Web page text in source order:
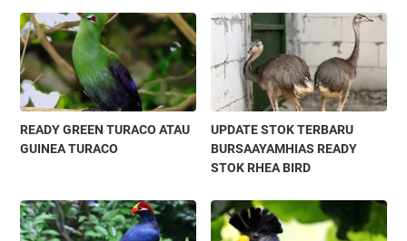
READY GREEN TURACO ATAU
GUINEA TURACO
UPDATE STOK TERBARU
BURSAAYAMHIAS READY
STOK RHEA BIRD